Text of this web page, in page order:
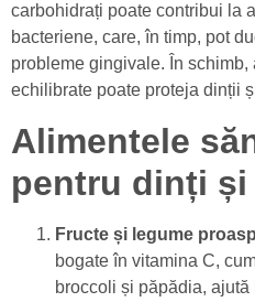
carbohidrați poate contribui la
bacteriene, care, în timp, pot
probleme gingivale. În
echilibrate poate proteja dinții
Alimentele
pentru dinți
Fructe și legume
bogate în vitamina C,
broccoli și păpădia,